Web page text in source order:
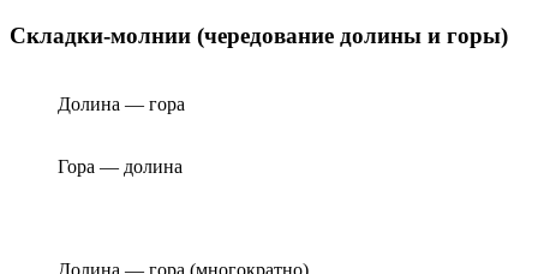
Складки-молнии (чередование долины и горы)
Долина — гора
Гора — долина
Долина — гора (многократно)